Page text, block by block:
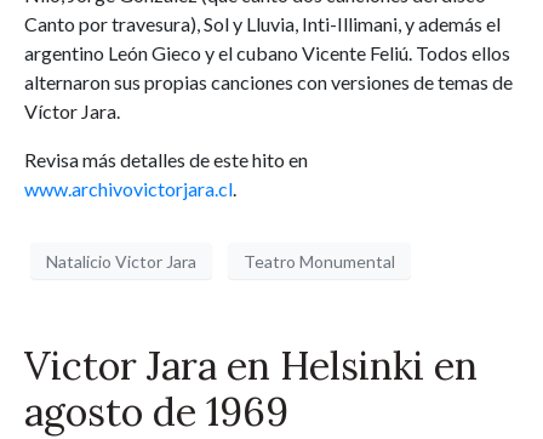
Canto por travesura), Sol y Lluvia, Inti-Illimani, y además el
argentino León Gieco y el cubano Vicente Feliú. Todos ellos
alternaron sus propias canciones con versiones de temas de
Víctor Jara.
Revisa más detalles de este hito en
www.archivovictorjara.cl.
Natalicio Victor Jara Teatro Monumental
Victor Jara en Helsinki en
agosto de 1969